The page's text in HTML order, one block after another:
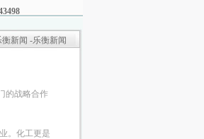
乐衡新闻
的战略合作
。化工更是